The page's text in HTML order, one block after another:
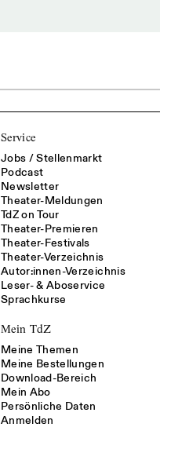
Service
Jobs / Stellenmarkt
Podcast
Newsletter
Theater-Meldungen
TdZ on Tour
Theater-Premieren
Theater-Festivals
Theater-Verzeichnis
Autor:innen-Verzeichnis
Leser- & Aboservice
Sprachkurse
Mein TdZ
Meine Themen
Meine Bestellungen
Download-Bereich
Mein Abo
Persönliche Daten
Anmelden